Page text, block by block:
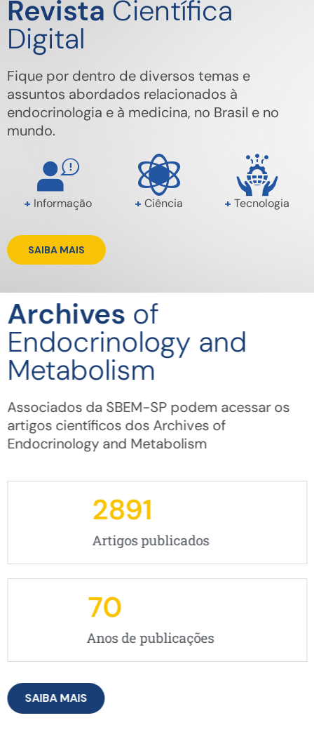
Revista Científica
Digital
Fique por dentro de diversos temas e
assuntos abordados relacionados à
endocrinologia e à medicina, no Brasil e no
mundo.
+ Informação + Ciência + Tecnologia
SAIBA MAIS
Archives of
Endocrinology and
Metabolism
Associados da SBEM-SP podem acessar os
artigos científicos dos Archives of
Endocrinology and Metabolism
Artigos publicados
2891
Anos de publicações
70
SAIBA MAIS